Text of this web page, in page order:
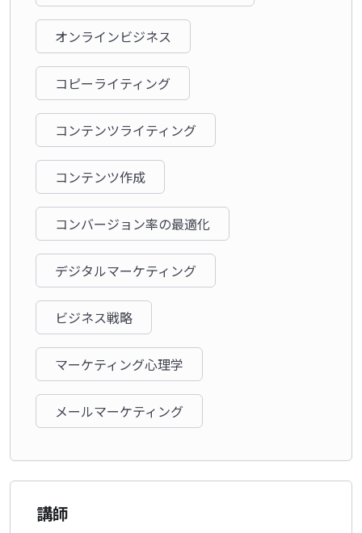
オンラインビジネス
コピーライティング
コンテンツライティング
コンテンツ作成
コンバージョン率の最適化
デジタルマーケティング
ビジネス戦略
マーケティング心理学
メールマーケティング
講師